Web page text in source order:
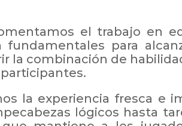
el trabajo en
para
la combinación de
la experiencia fresca e
lógicos hasta